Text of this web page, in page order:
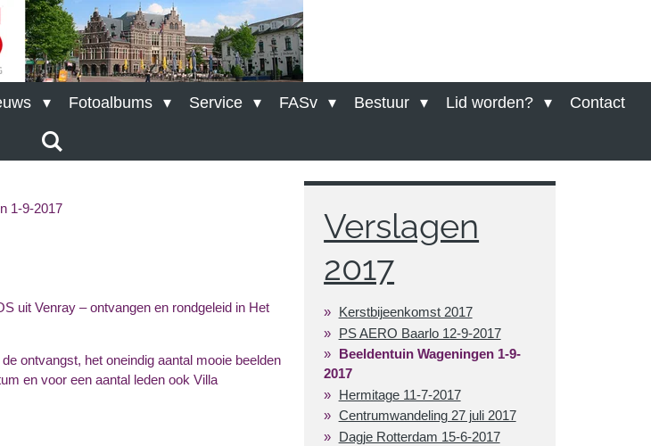
Fotoalbums Service FASv Bestuur Lid worden? Contact
1-9-2017
uit Venray – ontvangen en rondgeleid in Het
ontvangst, het oneindig aantal mooie beelden
en voor een aantal leden ook Villa
Verslagen
2017
Kerstbijeenkomst 2017
PS AERO Baarlo 12-9-2017
Beeldentuin Wageningen 1-9-
2017
Hermitage 11-7-2017
Centrumwandeling 27 juli 2017
Dagje Rotterdam 15-6-2017